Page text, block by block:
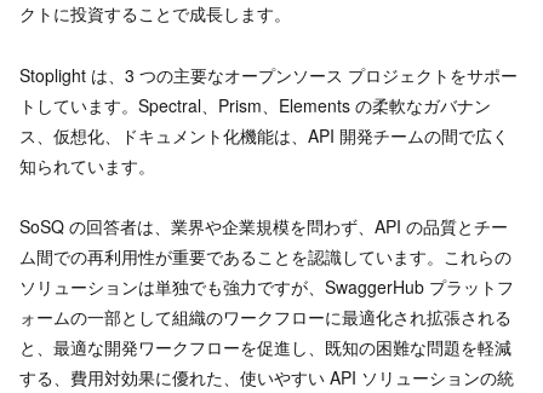
クトに投資することで成長します。
Stoplight は、3 つの主要なオープンソース プロジェクトをサポー
トしています。Spectral、Prism、Elements の柔軟なガバナン
ス、仮想化、ドキュメント化機能は、API 開発チームの間で広く
知られています。
SoSQ の回答者は、業界や企業規模を問わず、API の品質とチー
ム間での再利用性が重要であることを認識しています。これらの
ソリューションは単独でも強力ですが、SwaggerHub プラットフ
ォームの一部として組織のワークフローに最適化され拡張される
と、最適な開発ワークフローを促進し、既知の困難な問題を軽減
する、費用対効果に優れた、使いやすい API ソリューションの統